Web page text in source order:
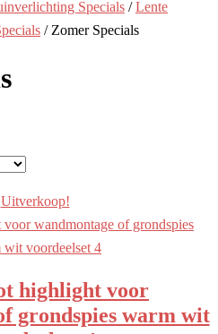
Specials /Lente
/ Zomer Specials
Uitverkoop!
highlight voor
grondspies warm wit